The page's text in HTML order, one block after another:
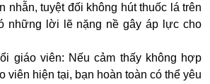
nhẫn, tuyệt đối không hút thuốc lá trên
những lời lẽ nặng nề gây áp lực cho
giáo viên: Nếu cảm thấy không hợp
viên hiện tại, bạn hoàn toàn có thể yêu